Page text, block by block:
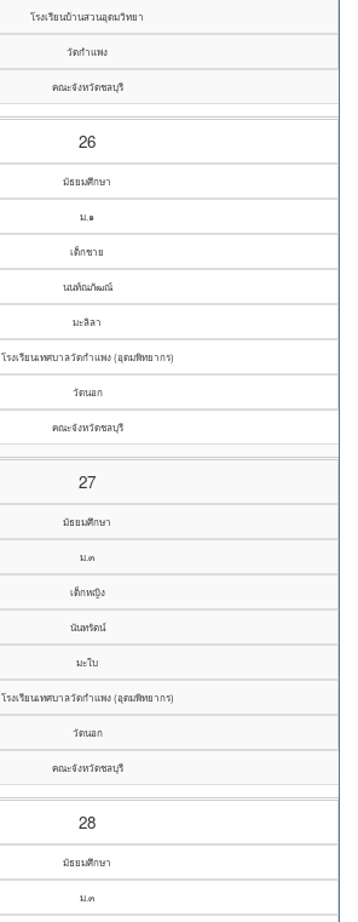
โรงเรียนบ้านสวนอุดมวิทยา
วัดกำแพง
คณะจังหวัดชลบุรี
26
มัธยมศึกษา
ม.๑
เด็กชาย
นนท์ณภัฒณ์
มะลิลา
โรงเรียนเทศบาลวัดกำแพง (อุดมพิทยากร)
วัดนอก
คณะจังหวัดชลบุรี
27
มัธยมศึกษา
ม.๓
เด็กหญิง
นันทรัตน์
มะใบ
โรงเรียนเทศบาลวัดกำแพง (อุดมพิทยากร)
วัดนอก
คณะจังหวัดชลบุรี
28
มัธยมศึกษา
ม.๓